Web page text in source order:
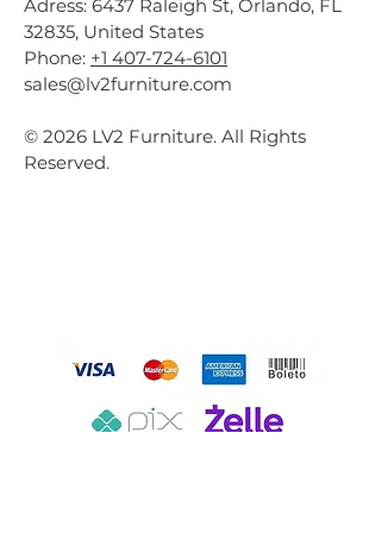
Adress: 6437 Raleigh St, Orlando, FL
32835, United States
Phone: +1 407-724-6101
sales@lv2furniture.com
© 2026 LV2 Furniture. All Rights
Reserved.